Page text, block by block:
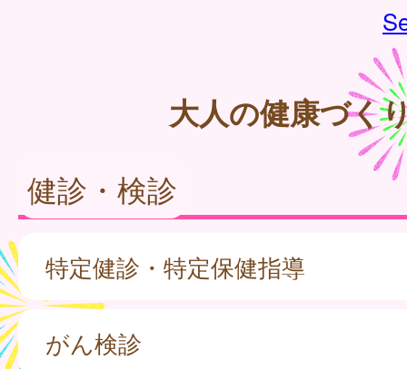
大人の健康づく
健診・検診
特定健診・特定保健指導
がん検診